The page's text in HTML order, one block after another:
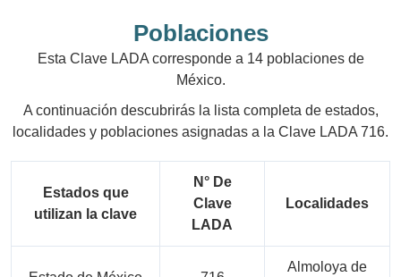
Poblaciones
Esta Clave LADA corresponde a 14 poblaciones de
México.
A continuación descubrirás la lista completa de estados,
localidades y poblaciones asignadas a la Clave LADA 716.
Estados que
utilizan la clave
N° De
Clave
LADA
Localidades
Almoloya de